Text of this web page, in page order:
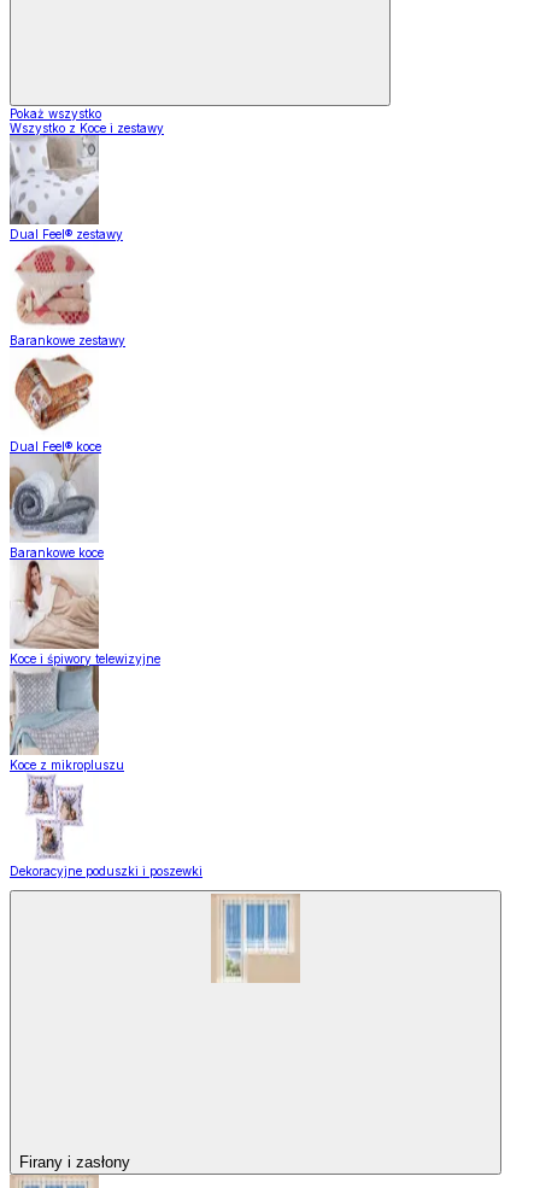
Pokaż wszystko
Wszystko z Koce i zestawy
Dual Feel® zestawy
Barankowe zestawy
Dual Feel® koce
Barankowe koce
Koce i śpiwory telewizyjne
Koce z mikropluszu
Dekoracyjne poduszki i poszewki
Firany i zasłony